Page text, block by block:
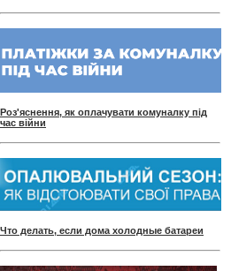
Роз'яснення, як оплачувати комуналку під
час війни
Что делать, если дома холодные батареи